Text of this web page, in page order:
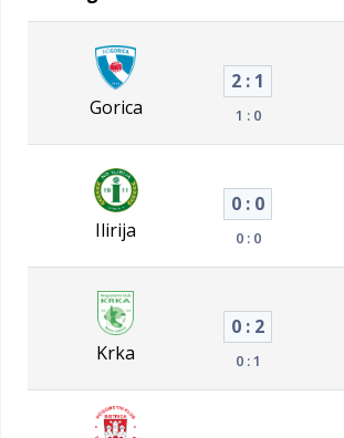
Gorica
2 : 1
1 : 0
Ilirija
0 : 0
0 : 0
Krka
0 : 2
0 : 1